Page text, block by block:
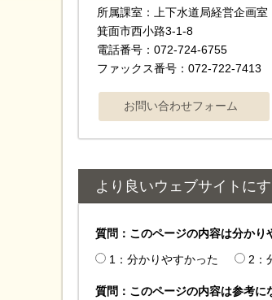
所属課室：上下水道局経営企画室
箕面市西小路3-1-8
電話番号：072-724-6755
ファックス番号：072-722-7413
より良いウェブサイトに
質問：このページの内容は分かり
1：分かりやすかった
2：
質問：このページの内容は参考に